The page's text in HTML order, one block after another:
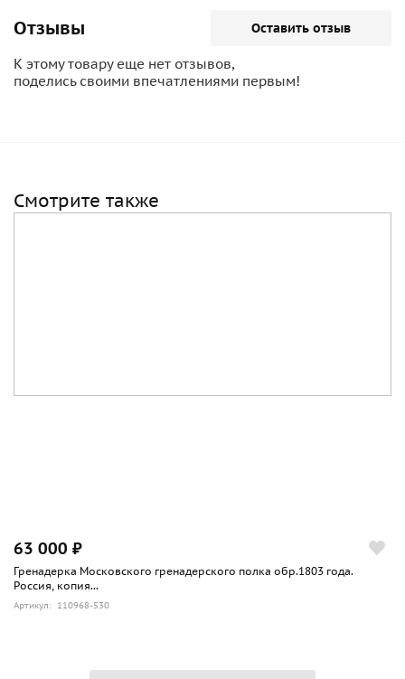
Отзывы Оставить отзыв
К этому товару еще нет отзывов,
поделись своими впечатлениями первым!
Смотрите также
63 000 ₽
Гренадерка Московского гренадерского полка обр.1803 года.
Россия, копия...
Артикул: 110968-530